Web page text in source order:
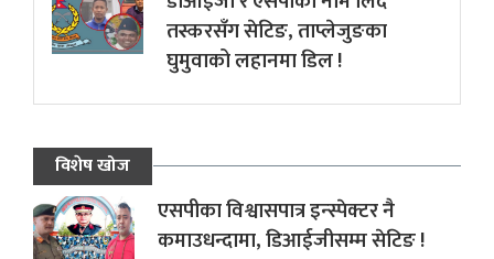
तस्करसँग सेटिङ, ताप्लेजुङका
घुमुवाको लहानमा डिल !
विशेष खोज
एसपीका विश्वासपात्र इन्स्पेक्टर नै
कमाउधन्दामा, डिआईजीसम्म सेटिङ !